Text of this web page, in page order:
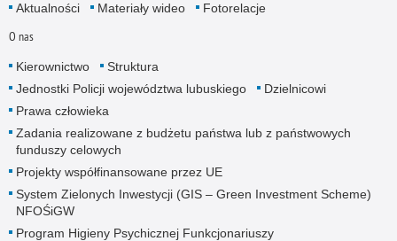
Aktualności Materiały wideo Fotorelacje
O nas
Kierownictwo
Struktura
Jednostki Policji województwa lubuskiego
Dzielnicowi
Prawa człowieka
Zadania realizowane z budżetu państwa lub z państwowych
funduszy celowych
Projekty współfinansowane przez UE
System Zielonych Inwestycji (GIS – Green Investment Scheme)
NFOŚiGW
Program Higieny Psychicznej Funkcjonariuszy